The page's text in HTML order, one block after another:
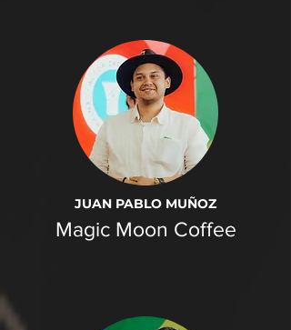
JUAN PABLO MUÑOZ
Magic Moon Coffee